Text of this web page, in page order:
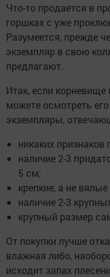
Что-то продается в
горшках с уже
Разумеется, прежде
экземпляр в свою
предлагают.
Итак, если корневище
можете осмотреть
экземпляры,
никаких признаков
наличие 2-3
5 см;
крепкие, а не
наличие 2-3
крупный размер
От покупки лучше
влажная либо,
исходит запах